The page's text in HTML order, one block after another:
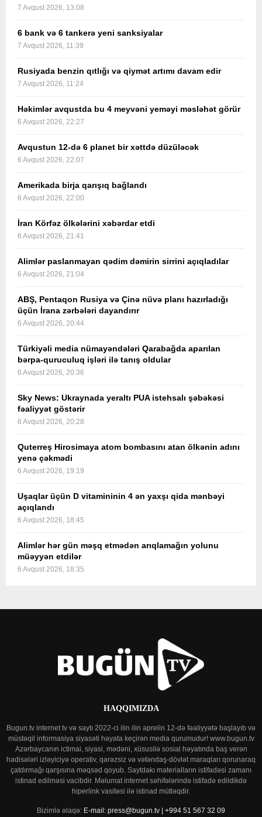
7 Avqust 2026, 13:08
6 bank və 6 tankerə yeni sanksiyalar
7 Avqust 2026, 11:39
Rusiyada benzin qıtlığı və qiymət artımı davam edir
7 Avqust 2026, 11:24
Həkimlər avqustda bu 4 meyvəni yeməyi məsləhət görür
6 Avqust 2026, 22:27
Avqustun 12-də 6 planet bir xəttdə düzüləcək
6 Avqust 2026, 22:07
Amerikada birja qarışıq bağlandı
6 Avqust 2026, 22:00
İran Körfəz ölkələrini xəbərdar etdi
6 Avqust 2026, 21:41
Alimlər paslanmayan qədim dəmirin sirrini açıqladılar
6 Avqust 2026, 21:04
ABŞ, Pentaqon Rusiya və Çinə nüvə planı hazırladığı
üçün İrana zərbələri dayandırır
6 Avqust 2026, 20:44
Türkiyəli media nümayəndələri Qarabağda aparılan
bərpa-quruculuq işləri ilə tanış oldular
6 Avqust 2026, 20:36
Sky News: Ukraynada yeraltı PUA istehsalı şəbəkəsi
fəaliyyət göstərir
6 Avqust 2026, 20:28
Quterreş Hirosimaya atom bombasını atan ölkənin adını
yenə çəkmədi
6 Avqust 2026, 19:19
Uşaqlar üçün D vitamininin 4 ən yaxşı qida mənbəyi
açıqlandı
6 Avqust 2026, 18:45
Alimlər hər gün məşq etmədən arıqlamağın yolunu
müəyyən etdilər
6 Avqust 2026, 18:35
HAQQIMIZDA
Bugun.tv internet tv və saytı 2022-ci ilin ilin aprelin 12-də fəaliyyətə başlayıb və
müstəqil informasiya siyasəti həyata keçirən media qurumudur! www.bugun.tv
Azərbaycanın ictimai, siyasi, mədəni, xüsusilə sosial həyatında baş verən
hadisələri izləyiciyə operativ, qərəzsiz və vətəndaş-dövlət maraqları qorunaraq
çatdırmağı qarşısına məqsəd qoyub. Saytdakı materialların istifadəsi zamanı
istinad edilməsi vacibdir. Məlumat internet səhifələrində istifadə edildikdə
hiperlink vasitəsi ilə istinad mütləqdir.
Bizimlə əlaqə: E-mail: press@bugun.tv | +994 51 567 32 09